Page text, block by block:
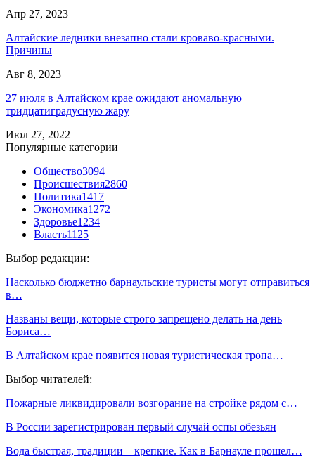
Апр 27, 2023
Алтайские ледники внезапно стали кроваво-красными.
Причины
Авг 8, 2023
27 июля в Алтайском крае ожидают аномальную
тридцатиградусную жару
Июл 27, 2022
Популярные категории
Общество3094
Происшествия2860
Политика1417
Экономика1272
Здоровье1234
Власть1125
Выбор редакции:
Насколько бюджетно барнаульские туристы могут отправиться
в…
Названы вещи, которые строго запрещено делать на день
Бориса…
В Алтайском крае появится новая туристическая тропа…
Выбор читателей:
Пожарные ликвидировали возгорание на стройке рядом с…
В России зарегистрирован первый случай оспы обезьян
Вода быстрая, традиции – крепкие. Как в Барнауле прошел…